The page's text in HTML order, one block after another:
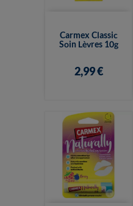
Carmex Classic
Soin Lèvres 10g
2,99 €